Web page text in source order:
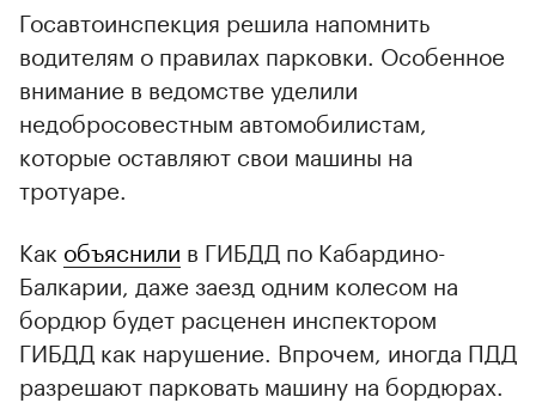
Госавтоинспекция решила напомнить
водителям о правилах парковки. Особенное
внимание в ведомстве уделили
недобросовестным автомобилистам,
которые оставляют свои машины на
тротуаре.
Как объяснили в ГИБДД по Кабардино-
Балкарии, даже заезд одним колесом на
бордюр будет расценен инспектором
ГИБДД как нарушение. Впрочем, иногда ПДД
разрешают парковать машину на бордюрах.